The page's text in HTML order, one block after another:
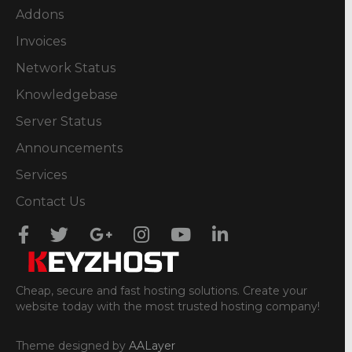
Addons
Invoices
Network Status
Knowledgebase
Server Status
Announcements
Services
Contact Us
Cheap, secure and fast hosting solutions. Create your
website today with the most trusted hosting company!
Theme designed by AALayer